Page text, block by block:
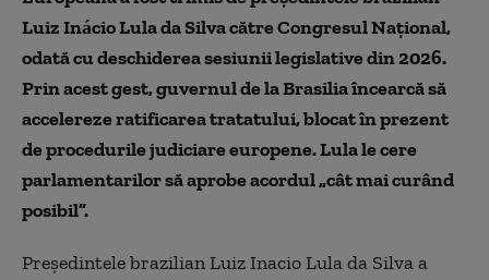
Luiz Inácio Lula da Silva către Congresul Național,
odată cu deschiderea sesiunii legislative din 2026.
Prin acest gest, guvernul de la Brasilia încearcă să
accelereze ratificarea tratatului, blocat în prezent
de procedurile judiciare europene. Lula le cere
parlamentarilor să aprobe acordul „cât mai curând
posibil”.
Preşedintele brazilian Luiz Inacio Lula da Silva a